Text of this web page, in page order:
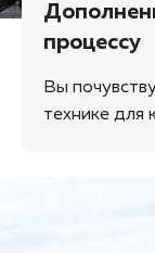
процессу
Вы
технике для